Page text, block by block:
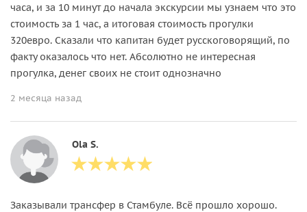
часа, и за 10 минут до начала экскурсии мы узнаем что это
стоимость за 1 час, а итоговая стоимость прогулки
320евро. Сказали что капитан будет русскоговорящий, по
факту оказалось что нет. Абсолютно не интересная
прогулка, денег своих не стоит однозначно
2 месяца назад
Ola S.
Заказывали трансфер в Стамбуле. Всё прошло хорошо.